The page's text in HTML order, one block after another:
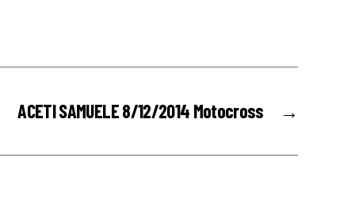
→
ACETI SAMUELE 8/12/2014 Motocross